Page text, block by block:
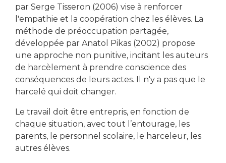
par Serge Tisseron (2006) vise à renforcer
l'empathie et la coopération chez les élèves. La
méthode de préoccupation partagée,
développée par Anatol Pikas (2002) propose
une approche non punitive, incitant les auteurs
de harcèlement à prendre conscience des
conséquences de leurs actes. Il n'y a pas que le
harcelé qui doit changer.
Le travail doit être entrepris, en fonction de
chaque situation, avec tout l’entourage, les
parents, le personnel scolaire, le harceleur, les
autres élèves.